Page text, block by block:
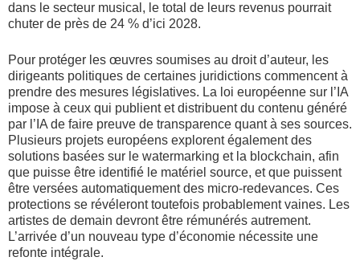
dans le secteur musical, le total de leurs revenus pourrait
chuter de près de 24 % d’ici 2028.
Pour protéger les œuvres soumises au droit d’auteur, les
dirigeants politiques de certaines juridictions commencent à
prendre des mesures législatives. La loi européenne sur l’IA
impose à ceux qui publient et distribuent du contenu généré
par l’IA de faire preuve de transparence quant à ses sources.
Plusieurs projets européens explorent également des
solutions basées sur le watermarking et la blockchain, afin
que puisse être identifié le matériel source, et que puissent
être versées automatiquement des micro-redevances. Ces
protections se révéleront toutefois probablement vaines. Les
artistes de demain devront être rémunérés autrement.
L’arrivée d’un nouveau type d’économie nécessite une
refonte intégrale.